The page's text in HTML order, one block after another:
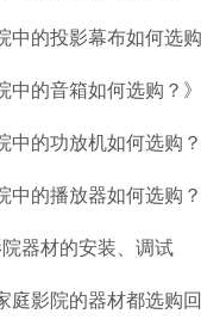
中的投影幕布如何选购
中的音箱如何选购？》
中的功放机如何选购？
中的播放器如何选购？
器材的安装、调试
庭影院的器材都选购